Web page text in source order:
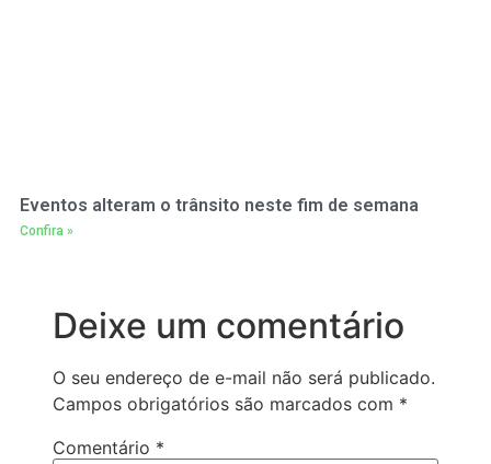
Eventos alteram o trânsito neste fim de semana
Confira »
Deixe um comentário
O seu endereço de e-mail não será publicado.
Campos obrigatórios são marcados com *
Comentário *